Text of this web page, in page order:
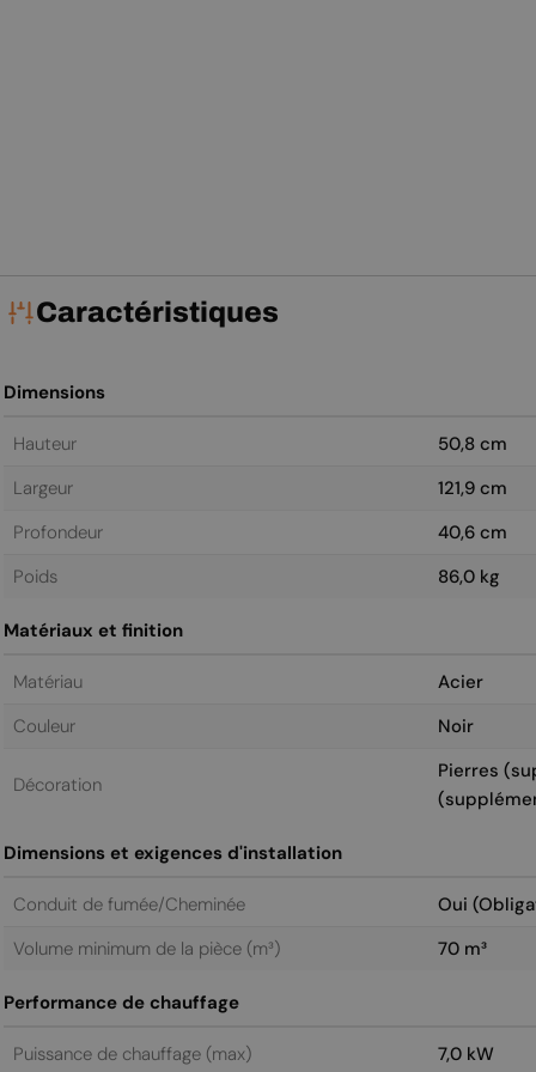
Caractéristiques
Dimensions
Hauteur
50,8 cm
Largeur
121,9 cm
Profondeur
40,6 cm
Poids
86,0 kg
Matériaux et finition
Matériau
Acier
Couleur
Noir
Décoration
Pierres
Dimensions et exigences d'installation
Conduit de fumée/Cheminée
Oui
Volume minimum de la pièce (m³)
70 m³
Performance de chauffage
Puissance de chauffage (max) 7,0 kW